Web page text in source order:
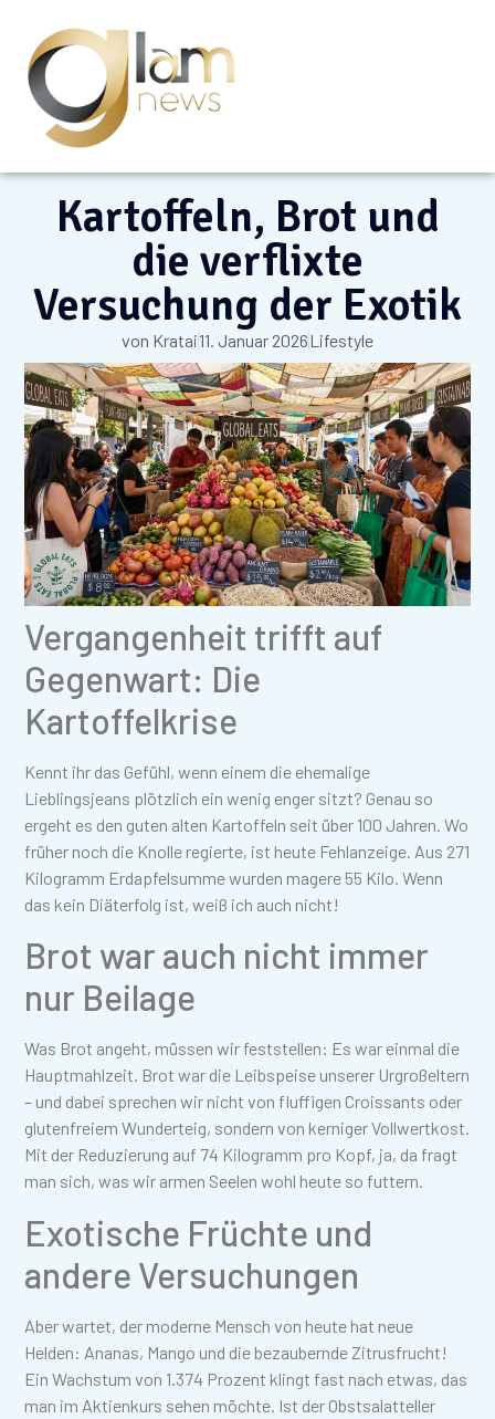
Kartoffeln, Brot und
die verflixte
Versuchung der Exotik
von Kratai11. Januar 2026Lifestyle
Vergangenheit trifft auf
Gegenwart: Die
Kartoffelkrise
Kennt ihr das Gefühl, wenn einem die ehemalige
Lieblingsjeans plötzlich ein wenig enger sitzt? Genau so
ergeht es den guten alten Kartoffeln seit über 100 Jahren. Wo
früher noch die Knolle regierte, ist heute Fehlanzeige. Aus 271
Kilogramm Erdapfelsumme wurden magere 55 Kilo. Wenn
das kein Diäterfolg ist, weiß ich auch nicht!
Brot war auch nicht immer
nur Beilage
Was Brot angeht, müssen wir feststellen: Es war einmal die
Hauptmahlzeit. Brot war die Leibspeise unserer Urgroßeltern
– und dabei sprechen wir nicht von fluffigen Croissants oder
glutenfreiem Wunderteig, sondern von kerniger Vollwertkost.
Mit der Reduzierung auf 74 Kilogramm pro Kopf, ja, da fragt
man sich, was wir armen Seelen wohl heute so futtern.
Exotische Früchte und
andere Versuchungen
Aber wartet, der moderne Mensch von heute hat neue
Helden: Ananas, Mango und die bezaubernde Zitrusfrucht!
Ein Wachstum von 1.374 Prozent klingt fast nach etwas, das
man im Aktienkurs sehen möchte. Ist der Obstsalatteller